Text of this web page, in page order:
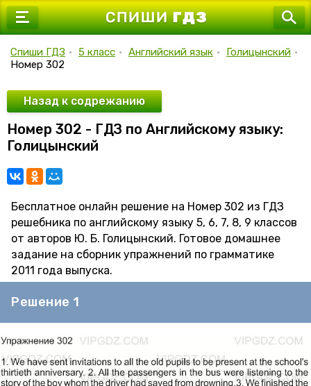
7 класс
9 класс
10 класс
11 класс
Спиши ГДЗ • 5 класс • Английский язык • Голицынский •
Номер 302
Назад к содрежанию
Номер 302 - ГДЗ по Английскому языку:
Голицынский
Бесплатное онлайн решение на Номер 302 из ГДЗ
решебника по английскому языку 5, 6, 7, 8, 9 классов
от авторов Ю. Б. Голицынский. Готовое домашнее
задание на сборник упражнений по грамматике
2011 года выпуска.
Решение 1